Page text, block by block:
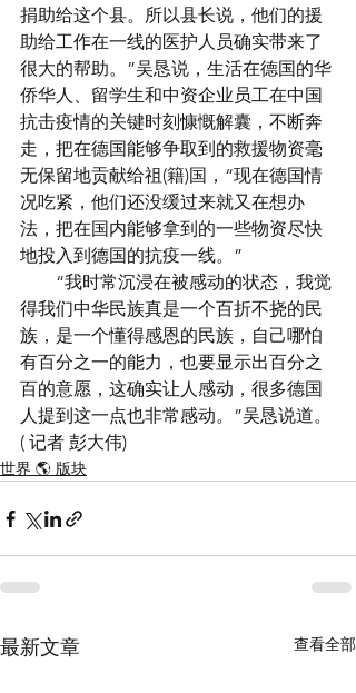
捐助给这个县。所以县长说，他们的援
助给工作在一线的医护人员确实带来了
很大的帮助。”吴恳说，生活在德国的华
侨华人、留学生和中资企业员工在中国
抗击疫情的关键时刻慷慨解囊，不断奔
走，把在德国能够争取到的救援物资毫
无保留地贡献给祖(籍)国，“现在德国情
况吃紧，他们还没缓过来就又在想办
法，把在国内能够拿到的一些物资尽快
地投入到德国的抗疫一线。”
“我时常沉浸在被感动的状态，我觉
得我们中华民族真是一个百折不挠的民
族，是一个懂得感恩的民族，自己哪怕
有百分之一的能力，也要显示出百分之
百的意愿，这确实让人感动，很多德国
人提到这一点也非常感动。”吴恳说道。
( 记者 彭大伟)
世界 🌎 版块
最新文章 查看全部